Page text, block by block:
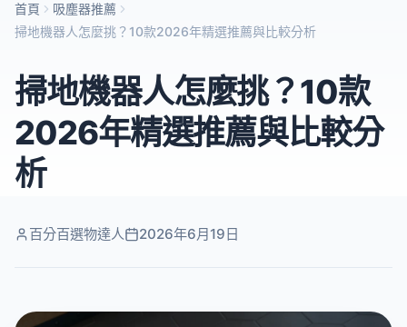
首頁
吸塵器推薦
掃地機器人怎麼挑？10款2026年精選推薦與比較分析
掃地機器人怎麼挑？10款
2026年精選推薦與比較分
析
百分百選物達人 2026年6月19日